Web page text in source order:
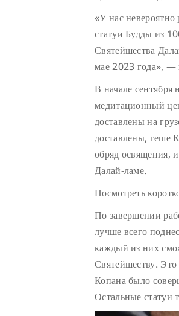
«У нас
статуи Будды из
Святейшества
мае 2023 года», —
В начале сентября
медитационный
доставлены на
доставлены, геше
обряд освящения,
Далай-ламе.
Посмотреть
По завершении
лучше всего
каждый из них
Святейшеству.
Копана было
Остальные статуи